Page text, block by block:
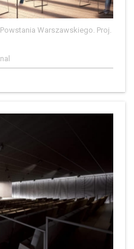
Warszawskiego. Proj.